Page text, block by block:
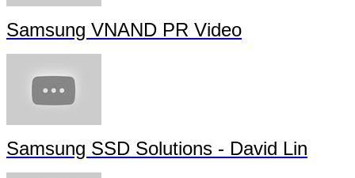
Samsung VNAND PR Video
Samsung SSD Solutions - David Lin